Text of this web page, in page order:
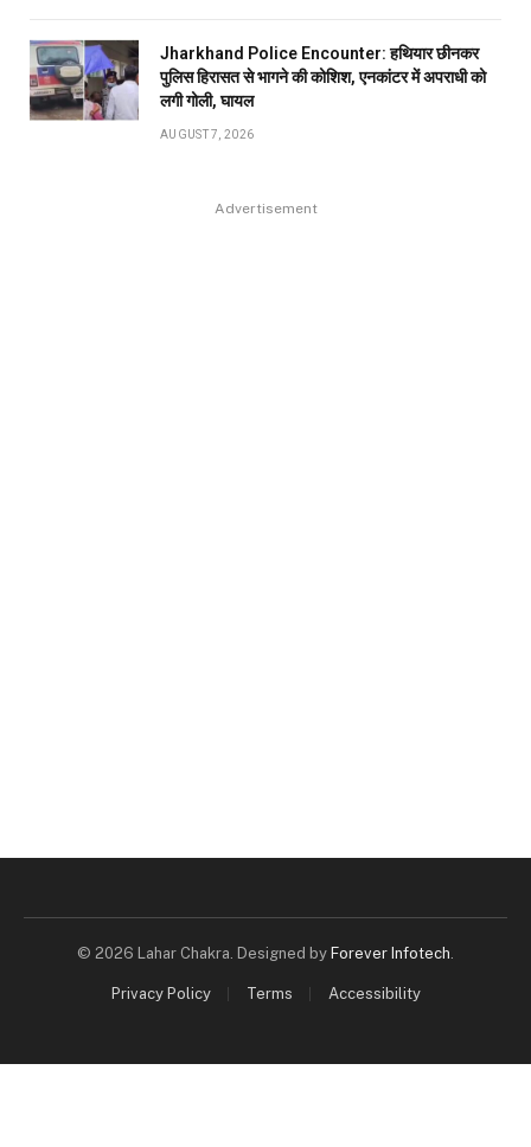
Jharkhand Police Encounter: हथियार छीनकर
पुलिस हिरासत से भागने की कोशिश, एनकांटर में अपराधी को
लगी गोली, घायल
AUGUST 7, 2026
Advertisement
© 2026 Lahar Chakra. Designed by Forever Infotech.
Privacy Policy Terms Accessibility